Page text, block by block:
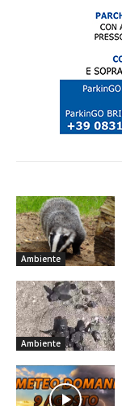
Ambiente
Ambiente